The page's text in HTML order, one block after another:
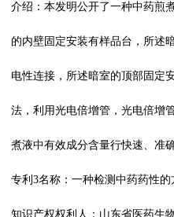
介绍：本发明公开了一种中药煎
的内壁固定安装有样品台，所述
电性连接，所述暗室的顶部固定
法，利用光电倍增管，光电倍增
煮液中有效成分含量行快速、准
专利3名称：一种检测中药药性的
知识产权权利人：山东省医药生